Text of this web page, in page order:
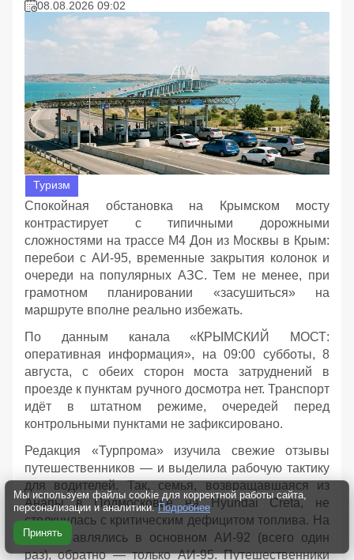
08.08.2026 09:02
Туризм
Спокойная обстановка на Крымском мосту
контрастирует с типичными дорожными
сложностями на трассе М4 Дон из Москвы в Крым:
перебои с АИ‑95, временные закрытия колонок и
очереди на популярных АЗС. Тем не менее, при
грамотном планировании «засушиться» на
маршруте вполне реально избежать.
По данным канала «КРЫМСКИЙ МОСТ:
оперативная информация», на 09:00 субботы, 8
августа, с обеих сторон моста затруднений в
проезде к пунктам ручного досмотра нет. Транспорт
идёт в штатном режиме, очередей перед
контрольными пунктами не зафиксировано.
Редакция «Турпрома» изучила свежие отзывы
путешественников — и выделила рабочую тактику
для водителей. Так, семья, возвращавшаяся из
Анапы в Подмосковье на Hyundai Creta, не
столкнулась с критическим дефицитом топлива. На
юг заправлялись в основном АИ‑92 (всего один
раз), обратно — только АИ‑95. Путешественники
Мы используем файлы cookie для корректной работы сайта,
персонализации и аналитики. Подробнее
Принять